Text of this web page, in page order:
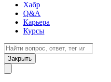
Хабр
Q&A
Карьера
Курсы
Закрыть